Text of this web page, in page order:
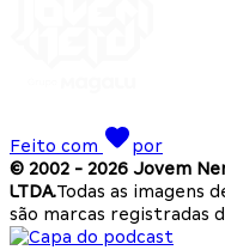
Feito com
por
© 2002 - 2026 Jovem
LTDA.Todas as imagens
são marcas registradas